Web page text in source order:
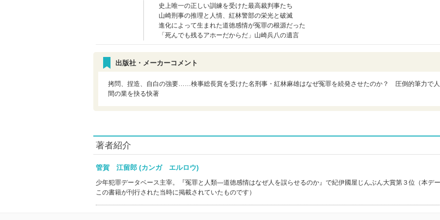
史上唯一の正しい訓練を受けた最高裁判事たち
山崎刑事の推理と人情、紅林警部の栄光と破滅
進化によって生まれた道徳感情が冤罪の根源だった
「死んでも残るアホーだからだ」山崎兵八の遺言
出版社・メーカーコメント
拷問、捏造、自白の強要……検事総長賞を受けた名刑事・紅林麻雄はなぜ冤罪を続発させたのか？ 圧倒的筆力で人
間の業を抉る快著
著者紹介
管賀 江留郎 (カンガ エルロウ)
少年犯罪データベース主宰。『冤罪と人類―道徳感情はなぜ人を誤らせるのか』で紀伊國屋じんぶん大賞第３位（本デ
この書籍が刊行された当時に掲載されていたものです）